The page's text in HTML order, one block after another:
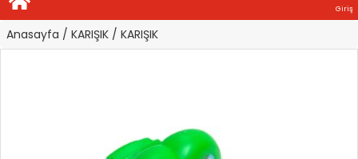
Giriş
Anasayfa / KARIŞIK / KARIŞIK